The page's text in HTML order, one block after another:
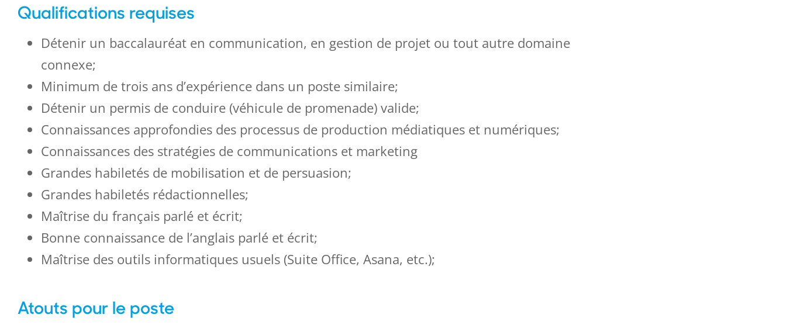
Qualifications requises
Détenir un baccalauréat en communication, en gestion de projet ou tout autre domaine
connexe;
Minimum de trois ans d’expérience dans un poste similaire;
Détenir un permis de conduire (véhicule de promenade) valide;
Connaissances approfondies des processus de production médiatiques et numériques;
Connaissances des stratégies de communications et marketing
Grandes habiletés de mobilisation et de persuasion;
Grandes habiletés rédactionnelles;
Maîtrise du français parlé et écrit;
Bonne connaissance de l’anglais parlé et écrit;
Maîtrise des outils informatiques usuels (Suite Office, Asana, etc.);
Atouts pour le poste